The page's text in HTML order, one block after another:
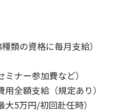
類の資格に毎月支給）
ミナー参加費など）
全額支給（規定あり）
5万円/初回赴任時）